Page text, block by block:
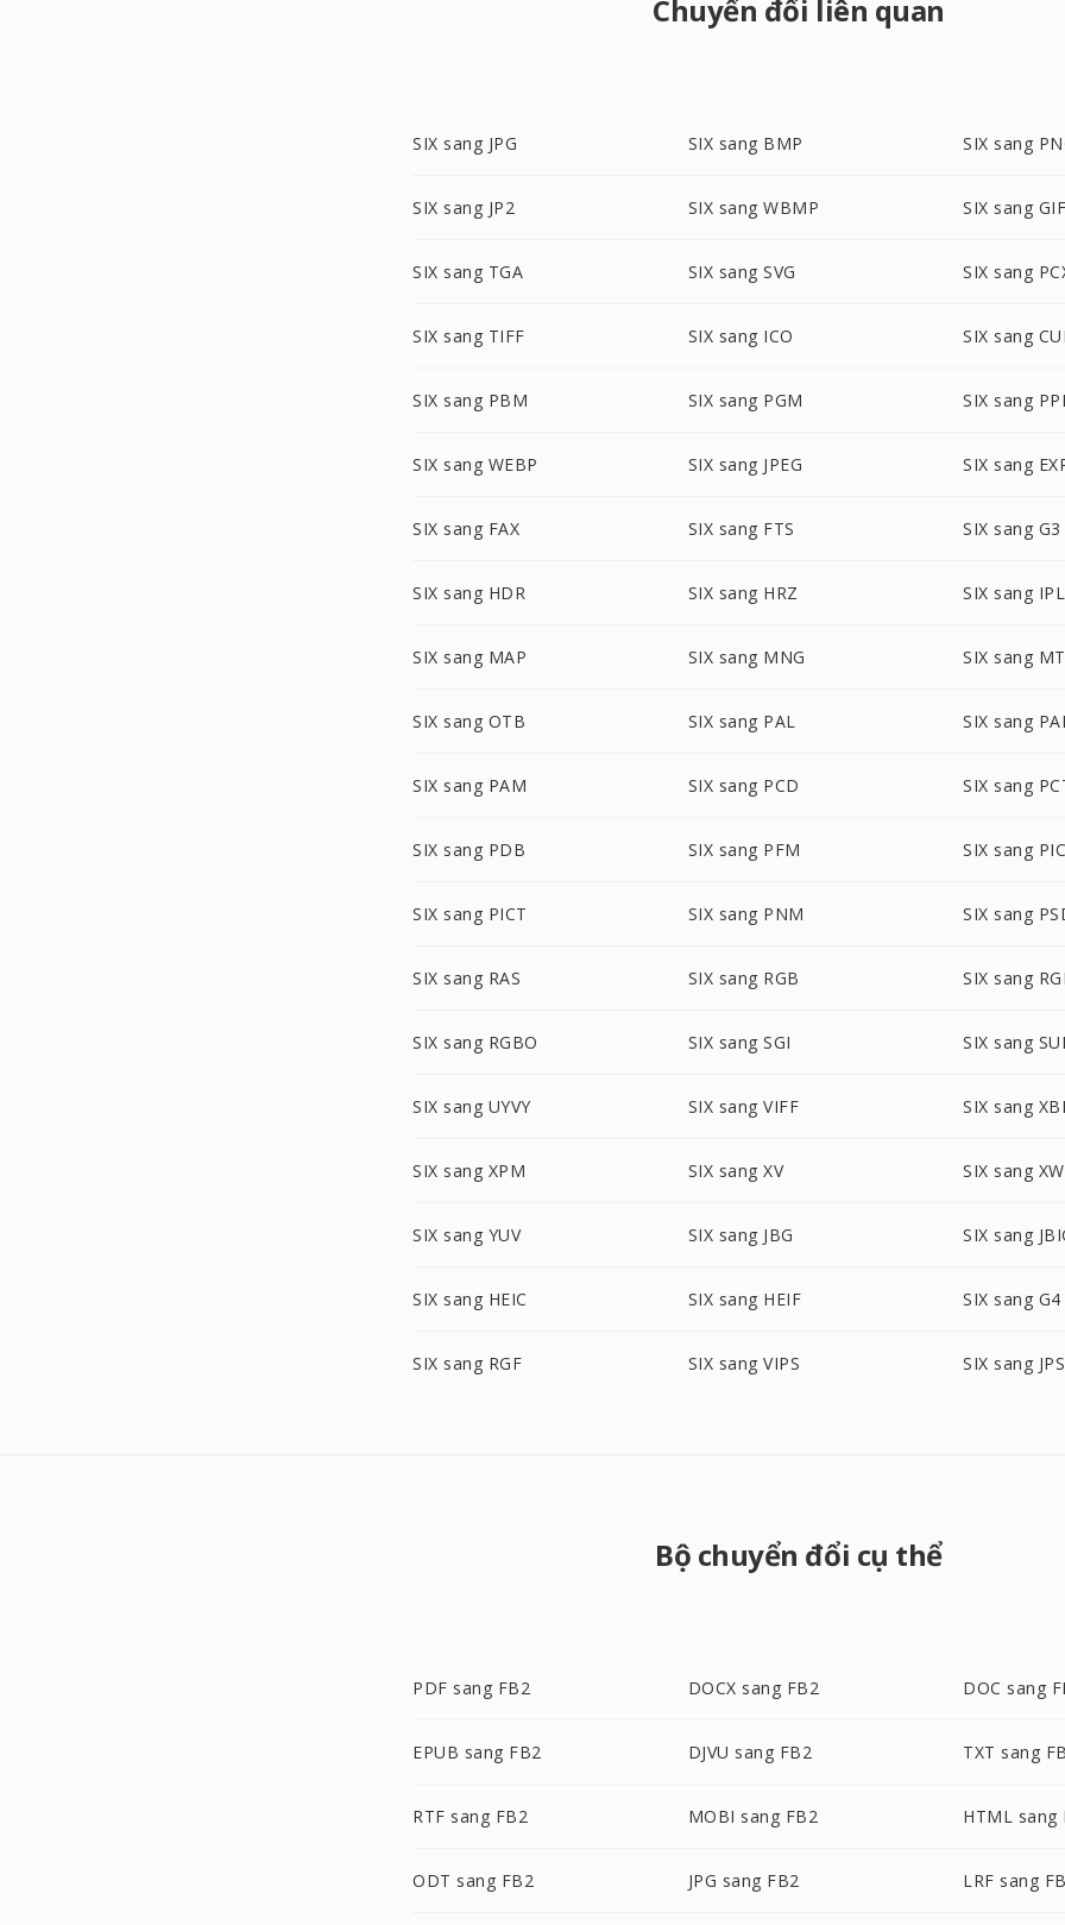
Chuyển đổi liên quan
SIX sang JPG SIX sang BMP SIX sang
SIX sang JP2 SIX sang WBMP SIX sang GIF
SIX sang TGA SIX sang SVG SIX sang
SIX sang TIFF SIX sang ICO SIX sang
SIX sang PBM SIX sang PGM SIX sang
SIX sang WEBP SIX sang JPEG SIX sang
SIX sang FAX SIX sang FTS SIX sang G3
SIX sang HDR SIX sang HRZ SIX sang IPL
SIX sang MAP SIX sang MNG SIX sang
SIX sang OTB SIX sang PAL SIX sang
SIX sang PAM SIX sang PCD SIX sang
SIX sang PDB SIX sang PFM SIX sang
SIX sang PICT SIX sang PNM SIX sang
SIX sang RAS SIX sang RGB SIX sang
SIX sang RGBO SIX sang SGI SIX sang
SIX sang UYVY SIX sang VIFF SIX sang
SIX sang XPM SIX sang XV SIX sang
SIX sang YUV SIX sang JBG SIX sang
SIX sang HEIC SIX sang HEIF SIX sang G4
SIX sang RGF SIX sang VIPS SIX sang JPS
Bộ chuyển đổi cụ thể
PDF sang FB2 DOCX sang FB2 DOC sang
EPUB sang FB2 DJVU sang FB2 TXT sang
RTF sang FB2 MOBI sang FB2 HTML sang
ODT sang FB2 JPG sang FB2 LRF sang